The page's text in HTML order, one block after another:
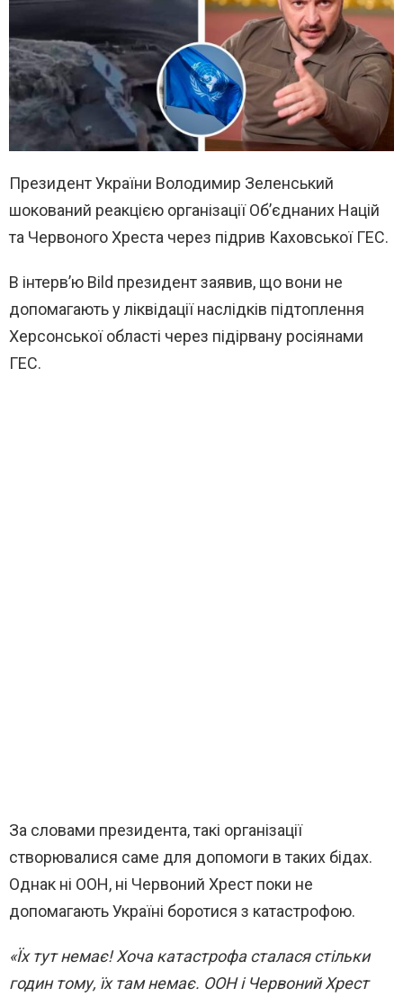
Президент України Володимир Зеленський
шокований реакцією організації Об’єднаних Націй
та Червоного Хреста через підрив Каховської ГЕС.
В інтерв’ю Bild президент заявив, що вони не
допомагають у ліквідації наслідків підтоплення
Херсонської області через підірвану росіянами
ГЕС.
За словами президента, такі організації
створювалися саме для допомоги в таких бідах.
Однак ні ООН, ні Червоний Хрест поки не
допомагають Україні боротися з катастрофою.
«Їх тут немає! Хоча катастрофа сталася стільки
годин тому, їх там немає. ООН і Червоний Хрест